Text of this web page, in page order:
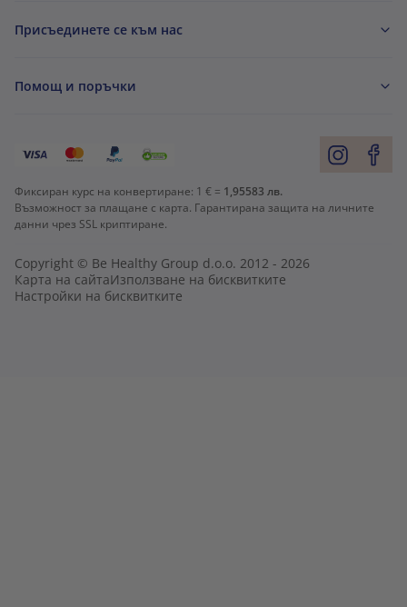
Присъединете се към нас
Помощ и поръчки
Фиксиран курс на конвертиране: 1 € = 1,95583 лв.
Възможност за плащане с карта. Гарантирана защита на личните
данни чрез SSL криптиране.
Copyright © Be Healthy Group d.o.o. 2012 - 2026
Карта на сайтаИзползване на бисквитките
Настройки на бисквитките